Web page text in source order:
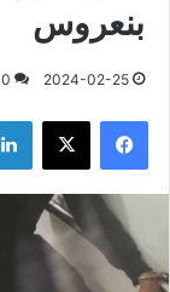
بنعروس
2024-02-25
0
فيسبوك X